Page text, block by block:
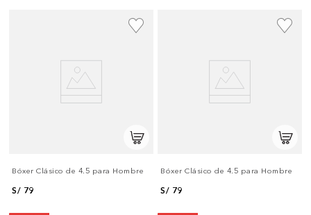
Bóxer Clásico de 4.5 para Hombre
S/ 79
Bóxer Clásico de 4.5 para Hombre
S/ 79